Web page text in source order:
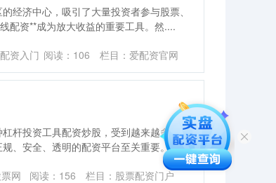
经济中心，吸引了大量投资者参与股票、
配资**成为放大收益的重要工具。然....
资入门 阅读： 106 栏目： 爱配资官网
杆投资工具配资炒股，受到越来越多投资
、安全、透明的配资平台至关重要。本
网 阅读： 156 栏目： 股票配资门户